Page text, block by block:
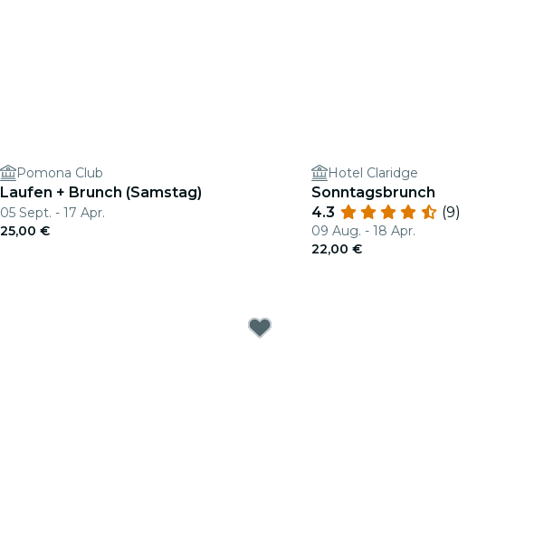
Pomona Club
Laufen + Brunch (Samstag)
05 Sept. - 17 Apr.
25,00 €
Hotel Claridge
Sonntagsbrunch
4.3
(9)
09 Aug. - 18 Apr.
22,00 €